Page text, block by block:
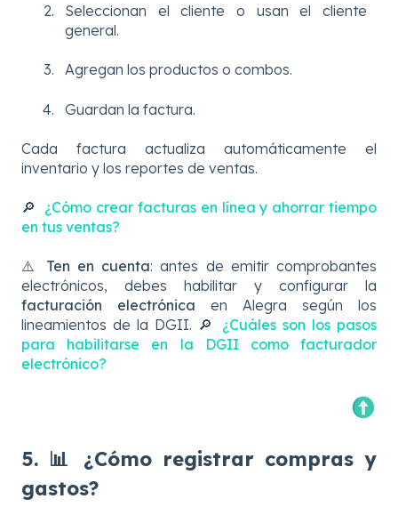
Seleccionan el cliente o usan el cliente
general.
Agregan los productos o combos.
Guardan la factura.
Cada factura actualiza automáticamente el
inventario y los reportes de ventas.
🔎 ¿Cómo crear facturas en línea y ahorrar tiempo
en tus ventas?
⚠️ Ten en cuenta: antes de emitir comprobantes
electrónicos, debes habilitar y configurar la
facturación electrónica en Alegra según los
lineamientos de la DGII. 🔎 ¿Cuáles son los pasos
para habilitarse en la DGII como facturador
electrónico?
5. 📊 ¿Cómo registrar compras y
gastos?